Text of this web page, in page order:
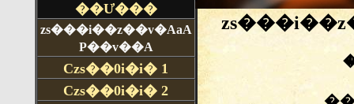
��Ư���
zs���i��z��v�AaA
P��v��A
Czs��0i�i� 1
Czs��0i�i� 2